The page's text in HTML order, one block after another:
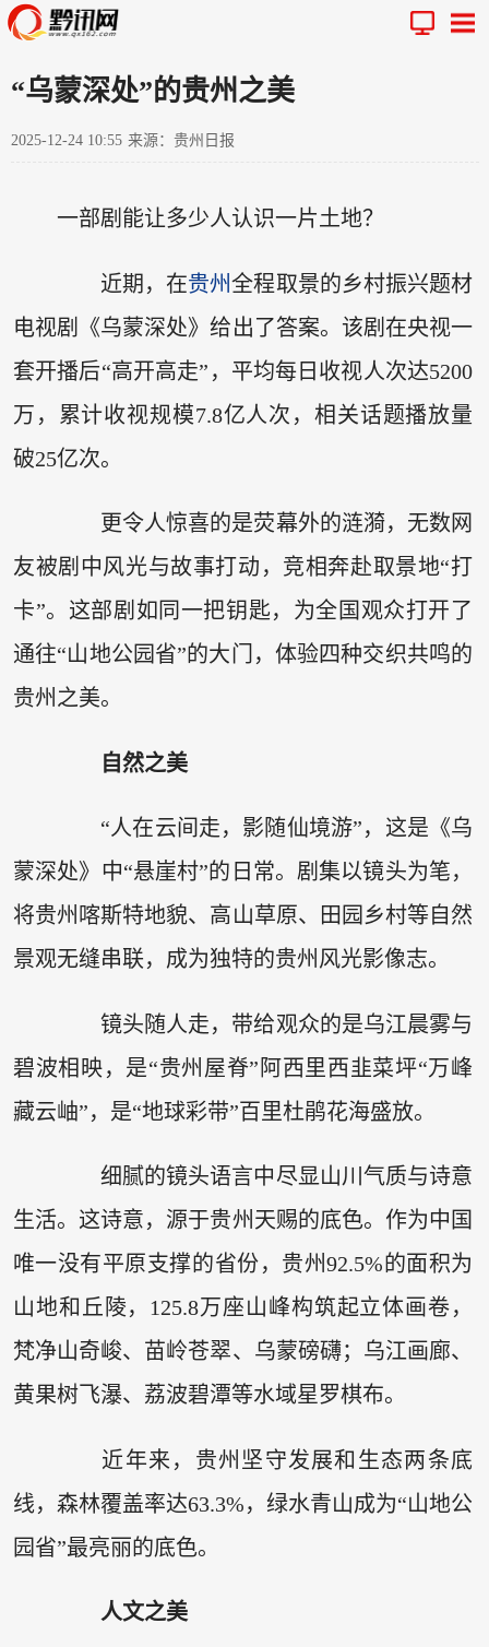
“乌蒙深处”的贵州之美
2025-12-24 10:55 来源：贵州日报
一部剧能让多少人认识一片土地？
近期，在贵州全程取景的乡村振兴题材
电视剧《乌蒙深处》给出了答案。该剧在央视一
套开播后“高开高走”，平均每日收视人次达5200
万，累计收视规模7.8亿人次，相关话题播放量
破25亿次。
更令人惊喜的是荧幕外的涟漪，无数网
友被剧中风光与故事打动，竞相奔赴取景地“打
卡”。这部剧如同一把钥匙，为全国观众打开了
通往“山地公园省”的大门，体验四种交织共鸣的
贵州之美。
自然之美
“人在云间走，影随仙境游”，这是《乌
蒙深处》中“悬崖村”的日常。剧集以镜头为笔，
将贵州喀斯特地貌、高山草原、田园乡村等自然
景观无缝串联，成为独特的贵州风光影像志。
镜头随人走，带给观众的是乌江晨雾与
碧波相映，是“贵州屋脊”阿西里西韭菜坪“万峰
藏云岫”，是“地球彩带”百里杜鹃花海盛放。
细腻的镜头语言中尽显山川气质与诗意
生活。这诗意，源于贵州天赐的底色。作为中国
唯一没有平原支撑的省份，贵州92.5%的面积为
山地和丘陵，125.8万座山峰构筑起立体画卷，
梵净山奇峻、苗岭苍翠、乌蒙磅礴；乌江画廊、
黄果树飞瀑、荔波碧潭等水域星罗棋布。
近年来，贵州坚守发展和生态两条底
线，森林覆盖率达63.3%，绿水青山成为“山地公
园省”最亮丽的底色。
人文之美